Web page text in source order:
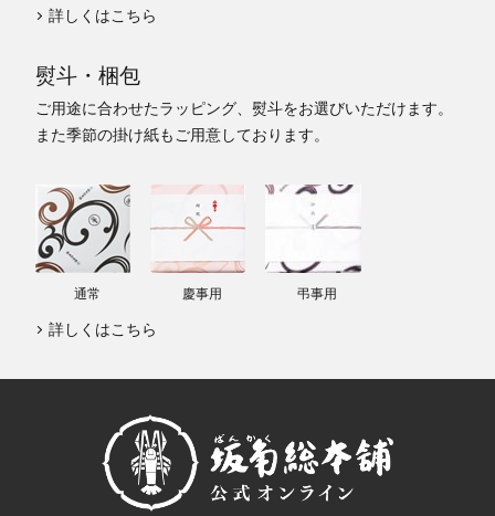
詳しくはこちら
熨斗・梱包
ご用途に合わせたラッピング、熨斗をお選びいただけます。
また季節の掛け紙もご用意しております。
通常 慶事用 弔事用
詳しくはこちら